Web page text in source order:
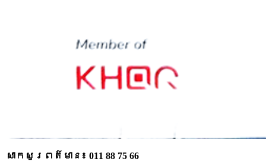
សាកសួរពត៌មាន៖ 011 88 75 66